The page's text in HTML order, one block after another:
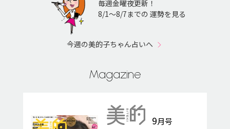
毎週金曜夜更新！
8/1〜8/7までの 運勢を見る
今週の美的子ちゃん占いへ
Magazine
9月号